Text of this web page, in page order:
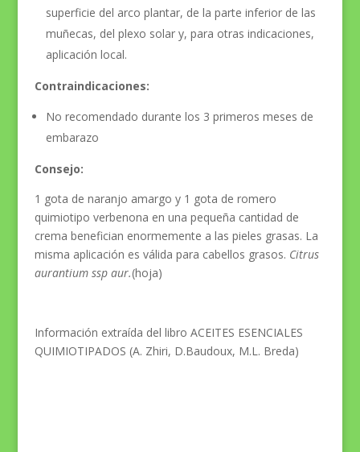
superficie del arco plantar, de la parte inferior de las
muñecas, del plexo solar y, para otras indicaciones,
aplicación local.
Contraindicaciones:
No recomendado durante los 3 primeros meses de
embarazo
Consejo:
1 gota de naranjo amargo y 1 gota de romero
quimiotipo verbenona en una pequeña cantidad de
crema benefician enormemente a las pieles grasas. La
misma aplicación es válida para cabellos grasos. Citrus
aurantium ssp aur.(hoja)
Información extraída del libro ACEITES ESENCIALES
QUIMIOTIPADOS (A. Zhiri, D.Baudoux, M.L. Breda)